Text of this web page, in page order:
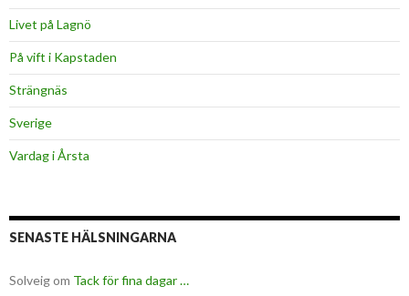
Livet på Lagnö
På vift i Kapstaden
Strängnäs
Sverige
Vardag i Årsta
SENASTE HÄLSNINGARNA
Solveigom Tack för fina dagar …